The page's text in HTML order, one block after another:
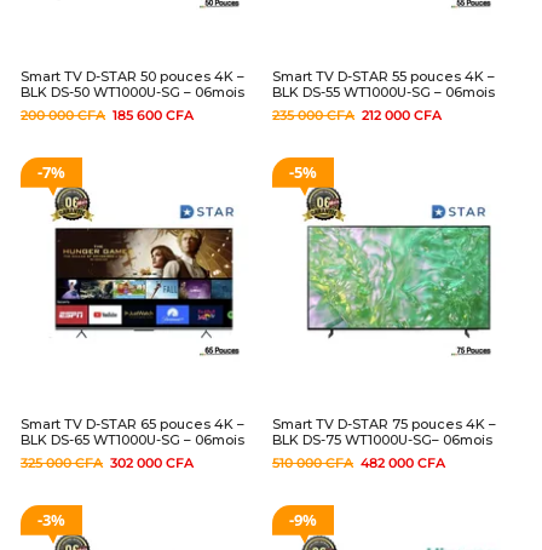
Smart TV D-STAR 50 pouces 4K –
BLK DS-50 WT1000U-SG – 06mois
200 000CFA 185 600 CFA
Smart TV D-STAR 55 pouces 4K –
BLK DS-55 WT1000U-SG – 06mois
235 000CFA 212 000 CFA
7%
Smart TV D-STAR 65 pouces 4K –
BLK DS-65 WT1000U-SG – 06mois
325 000CFA 302 000 CFA
5%
Smart TV D-STAR 75 pouces 4K –
BLK DS-75 WT1000U-SG– 06mois
510 000CFA 482 000 CFA
3% 9%